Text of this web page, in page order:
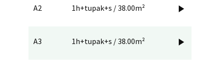
A2 1h+tupak+s / 38.00m² 
A3 1h+tupak+s / 38.00m² 